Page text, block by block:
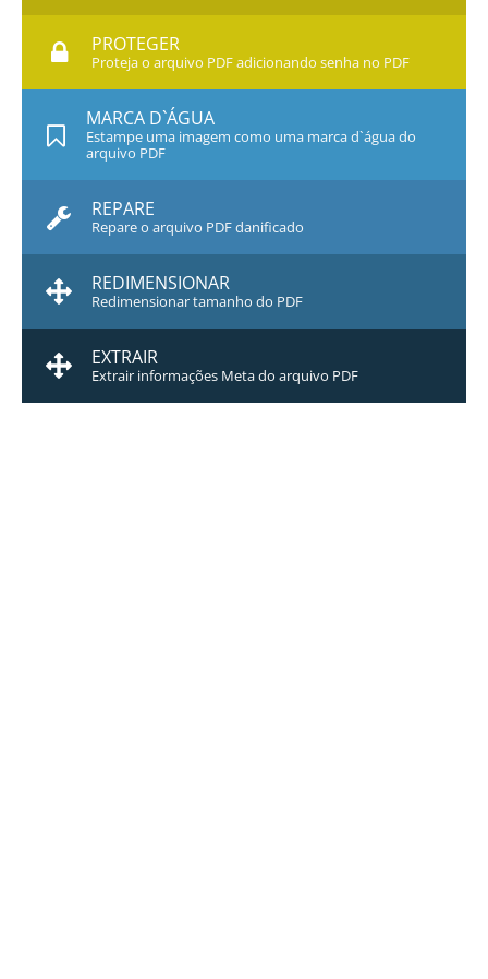
PROTEGER
Proteja o arquivo PDF adicionando senha no PDF
MARCA D`ÁGUA
Estampe uma imagem como uma marca d`água do
arquivo PDF
REPARE
Repare o arquivo PDF danificado
REDIMENSIONAR
Redimensionar tamanho do PDF
EXTRAIR
Extrair informações Meta do arquivo PDF